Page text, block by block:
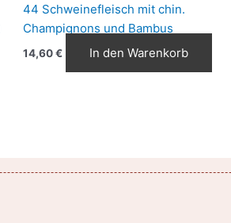
44 Schweinefleisch mit chin.
Champignons und Bambus
14,60€ In den Warenkorb